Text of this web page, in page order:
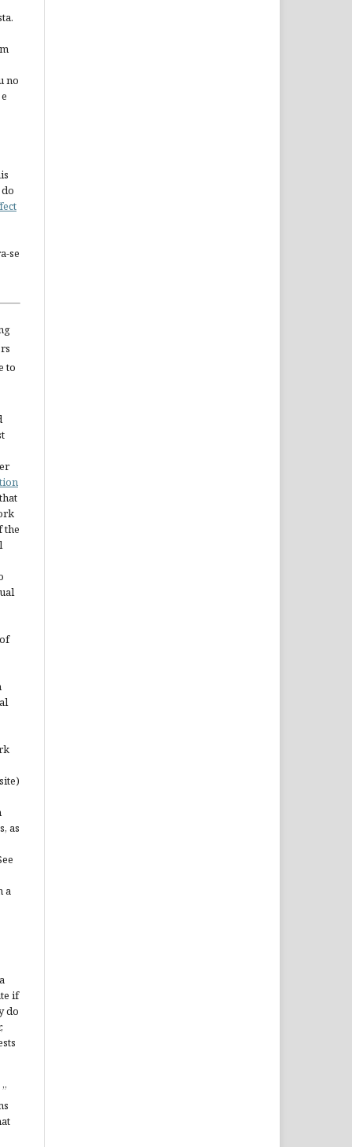
no
se
to
the
as
a
if
do
”